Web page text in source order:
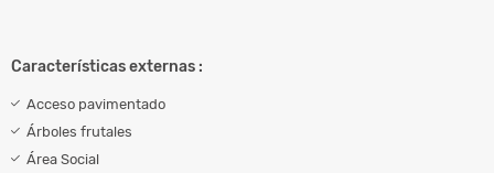
Características externas :
Acceso pavimentado
Árboles frutales
Área Social